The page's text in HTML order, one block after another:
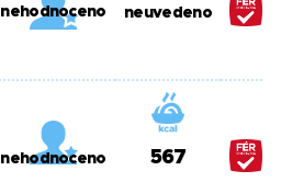
nehodnoceno neuvedeno
nehodnoceno 567